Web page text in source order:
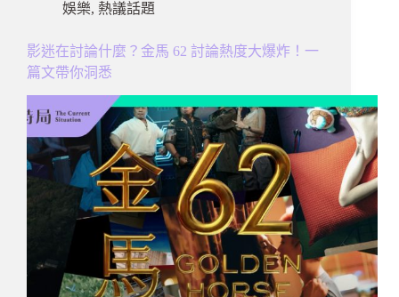
娛樂, 熱議話題
影迷在討論什麼？金馬 62 討論熱度大爆炸！一
篇文帶你洞悉